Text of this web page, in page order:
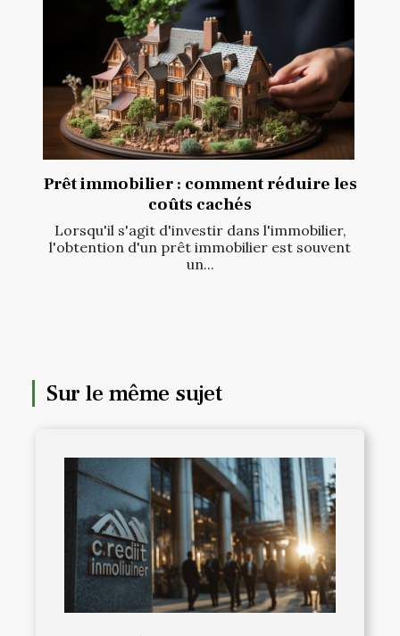
Prêt immobilier : comment réduire les
coûts cachés
Lorsqu'il s'agit d'investir dans l'immobilier,
l'obtention d'un prêt immobilier est souvent
un...
Sur le même sujet